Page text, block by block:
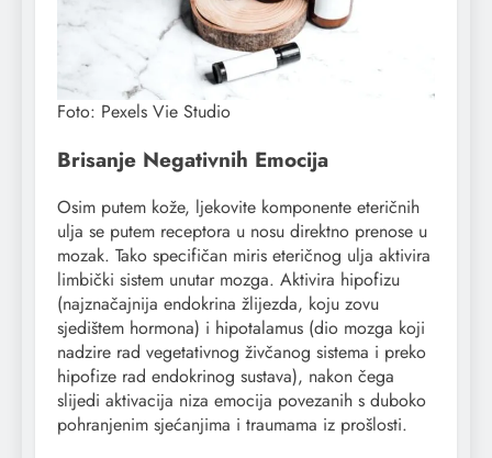
Foto: Pexels Vie Studio
Brisanje Negativnih Emocija
Osim putem kože, ljekovite komponente eteričnih
ulja se putem receptora u nosu direktno prenose u
mozak. Tako specifičan miris eteričnog ulja aktivira
limbički sistem unutar mozga. Aktivira hipofizu
(najznačajnija endokrina žlijezda, koju zovu
sjedištem hormona) i hipotalamus (dio mozga koji
nadzire rad vegetativnog živčanog sistema i preko
hipofize rad endokrinog sustava), nakon čega
slijedi aktivacija niza emocija povezanih s duboko
pohranjenim sjećanjima i traumama iz prošlosti.